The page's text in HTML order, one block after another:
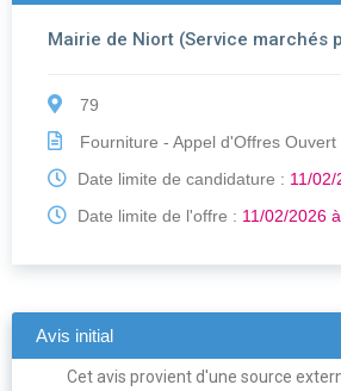
Mairie de Niort (Service marchés
79
Fourniture - Appel d'Offres Ouvert
Date limite de candidature : 11/
Date limite de l'offre : 11/02/2026
Avis initial
Cet avis provient d'une source